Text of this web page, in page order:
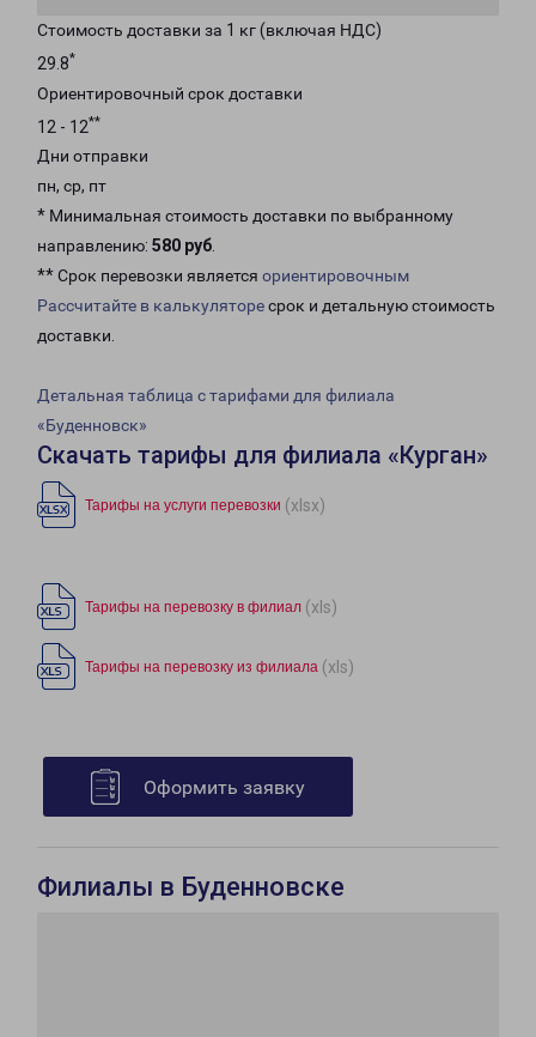
Стоимость доставки за 1 кг (включая НДС)
29.8*
Ориентировочный срок доставки
12 - 12**
Дни отправки
пн, ср, пт
* Минимальная стоимость доставки по выбранному
направлению: 580 руб.
** Срок перевозки является ориентировочным
Рассчитайте в калькуляторесрок и детальную стоимость
доставки.
Детальная таблица с тарифами для филиала
«Буденновск»
Скачать тарифы для филиала «Курган»
Тарифы на услуги перевозки (xlsx)
Тарифы на перевозку в филиал (xls)
Тарифы на перевозку из филиала (xls)
Оформить заявку
Филиалы в Буденновске